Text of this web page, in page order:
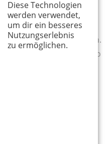
Diese Technologien
werden verwendet,
um dir ein besseres
Nutzungserlebnis
zu ermöglichen.
kann die Füße im
gut so! Ein
Familie geplant werden.
da abgeholt werden, wo
aber auch ihre
die an
sind – von nur
Fernwanderwegen.
eine
von Einheimischen